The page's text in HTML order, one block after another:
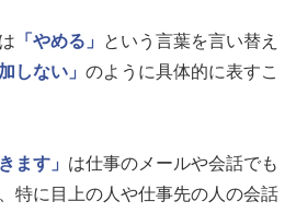
「やめる」
という言葉を言い替え
しない」 のように具体的に表すこ
ます」 は仕事のメールや会話でも
特に目上の人や仕事先の人の会話